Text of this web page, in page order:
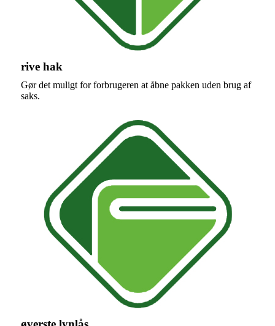
rive hak
Gør det muligt for forbrugeren at åbne pakken uden brug af
saks.